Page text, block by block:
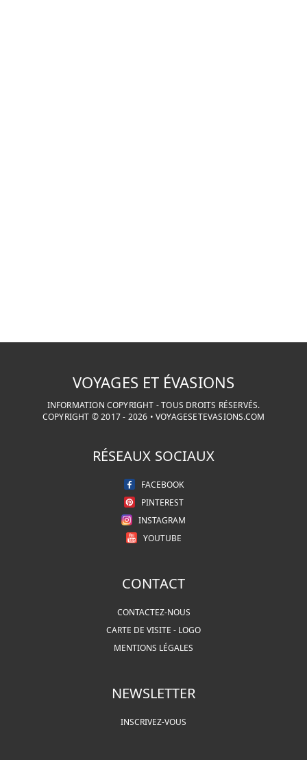
VOYAGES ET ÉVASIONS
INFORMATION COPYRIGHT - TOUS DROITS RÉSERVÉS.
COPYRIGHT © 2017 - 2026 •VOYAGESETEVASIONS.COM
RÉSEAUX SOCIAUX
FACEBOOK
PINTEREST
INSTAGRAM
YOUTUBE
CONTACT
CONTACTEZ-NOUS
CARTE DE VISITE - LOGO
MENTIONS LÉGALES
NEWSLETTER
INSCRIVEZ-VOUS